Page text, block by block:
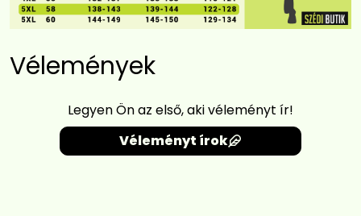
Vélemények
Legyen Ön az első, aki véleményt ír!
Véleményt írok